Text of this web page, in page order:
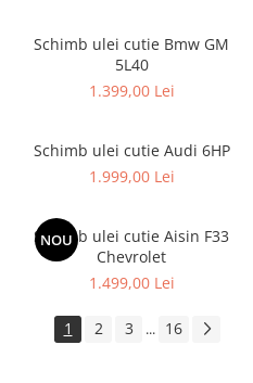
Schimb ulei cutie Bmw GM
5L40
1.399,00 Lei
Schimb ulei cutie Audi 6HP
1.999,00 Lei
NOU
Schimb ulei cutie Aisin F33
Chevrolet
1.499,00 Lei
1 2 3 ... 16